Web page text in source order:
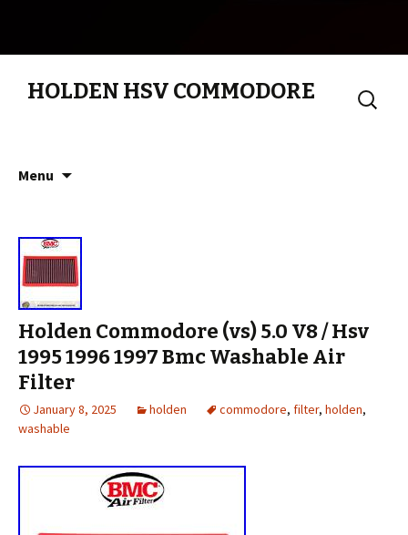
HOLDEN HSV COMMODORE
Search
for:
Menu
Holden Commodore (vs) 5.0 V8 / Hsv
1995 1996 1997 Bmc Washable Air
Filter
January 8, 2025 holden commodore, filter, holden,
washable